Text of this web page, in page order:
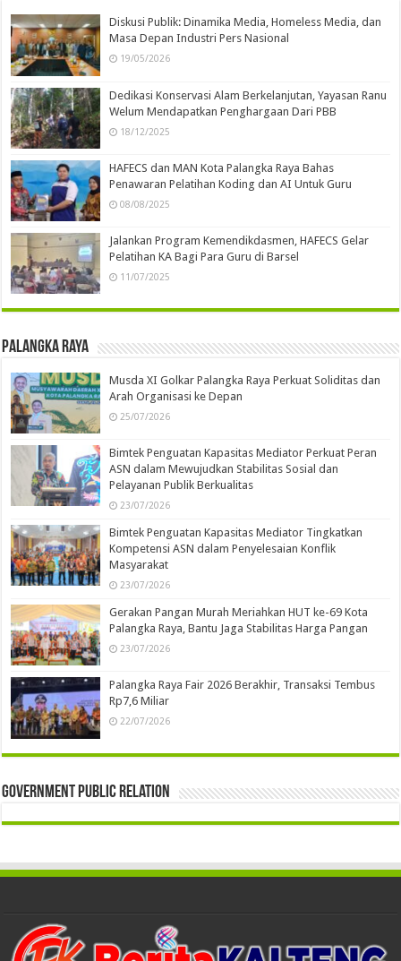
Diskusi Publik: Dinamika Media, Homeless Media, dan
Masa Depan Industri Pers Nasional
19/05/2026
Dedikasi Konservasi Alam Berkelanjutan, Yayasan Ranu
Welum Mendapatkan Penghargaan Dari PBB
18/12/2025
HAFECS dan MAN Kota Palangka Raya Bahas
Penawaran Pelatihan Koding dan AI Untuk Guru
08/08/2025
Jalankan Program Kemendikdasmen, HAFECS Gelar
Pelatihan KA Bagi Para Guru di Barsel
11/07/2025
Palangka Raya
Musda XI Golkar Palangka Raya Perkuat Soliditas dan
Arah Organisasi ke Depan
25/07/2026
Bimtek Penguatan Kapasitas Mediator Perkuat Peran
ASN dalam Mewujudkan Stabilitas Sosial dan
Pelayanan Publik Berkualitas
23/07/2026
Bimtek Penguatan Kapasitas Mediator Tingkatkan
Kompetensi ASN dalam Penyelesaian Konflik
Masyarakat
23/07/2026
Gerakan Pangan Murah Meriahkan HUT ke-69 Kota
Palangka Raya, Bantu Jaga Stabilitas Harga Pangan
23/07/2026
Palangka Raya Fair 2026 Berakhir, Transaksi Tembus
Rp7,6 Miliar
22/07/2026
Government Public Relation